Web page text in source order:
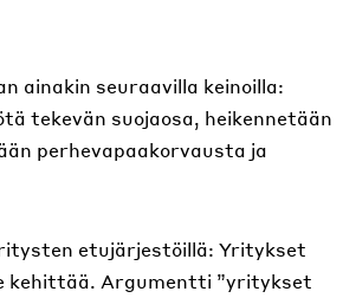
seuraavilla keinoilla:
tekevän suojaosa, heikennetään
perhevapaakorvausta ja
etujärjestöillä: Yritykset
Argumentti ”yritykset